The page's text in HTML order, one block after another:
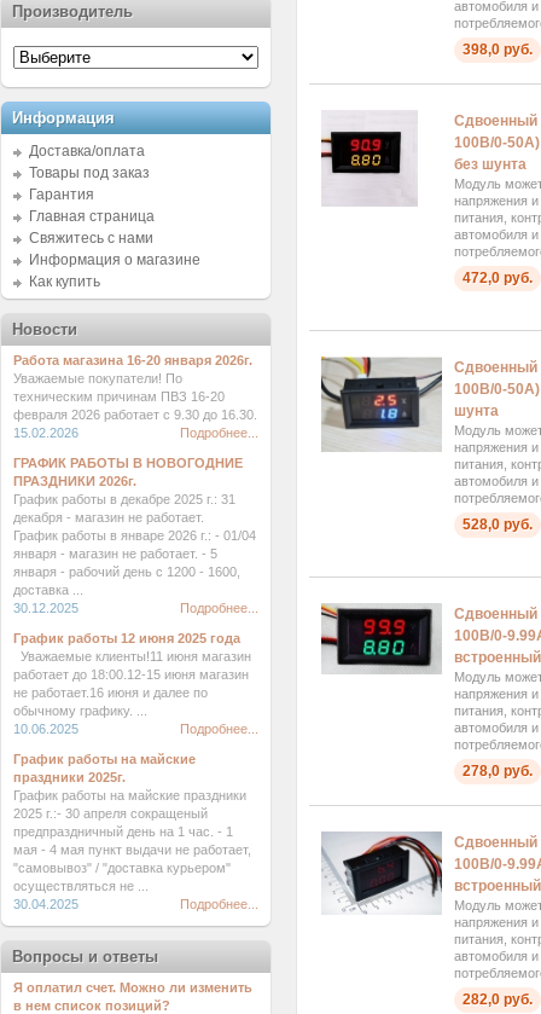
автомобиля
398,0 руб.
Сдвоенный
100В/0-
без шунта
Модуль
напряжения и
питания,
автомобиля
472,0 руб.
Сдвоенный
100В/0-50А)
шунта
Модуль
напряжения и
питания,
автомобиля
528,0 руб.
Сдвоенный
100В/0-
Модуль
напряжения и
питания,
автомобиля
278,0 руб.
Сдвоенный
100В/0-
Модуль
напряжения и
питания,
автомобиля
282,0 руб.
Производитель
Информация
Доставка/оплата
Товары под заказ
Гарантия
Главная страница
Свяжитесь с нами
Информация о магазине
Как купить
Новости
Работа магазина 16-20 января 2026г.
Уважаемые покупатели! По
техническим причинам ПВЗ 16-20
февраля 2026 работает с 9.30 до 16.30.
15.02.2026
Подробнее...
ГРАФИК РАБОТЫ В НОВОГОДНИЕ
ПРАЗДНИКИ 2026г.
График работы в декабре 2025 г.: 31
декабря - магазин не работает.
График работы в январе 2026 г.: - 01/04
января - магазин не работает. - 5
января - рабочий день с 1200 - 1600,
доставка ...
30.12.2025
Подробнее...
График работы 12 июня 2025 года
Уважаемые клиенты!11 июня магазин
работает до 18:00.12-15 июня магазин
не работает.16 июня и далее по
обычному графику. ...
10.06.2025
Подробнее...
График работы на майские
праздники 2025г.
График работы на майские праздники
2025 г.:- 30 апреля сокращеный
предпраздничный день на 1 час. - 1
мая - 4 мая пункт выдачи не работает,
"самовывоз" / "доставка курьером"
осуществляться не ...
30.04.2025
Подробнее...
Вопросы и ответы
Я оплатил счет. Можно ли изменить
в нем список позиций?